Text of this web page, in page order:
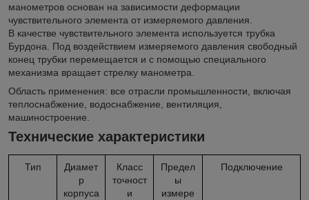
манометров основан на зависимости деформации
чувствительного элемента от измеряемого давления.
В качестве чувствительного элемента используется трубка
Бурдона. Под воздействием измеряемого давления свободный
конец трубки перемещается и с помощью специального
механизма вращает стрелку манометра.
Область применения: все отрасли промышленности, включая
теплоснабжение, водоснабжение, вентиляция,
машиностроение.
Технические характеристики
Тип
Диамет
р
корпуса
Класс
точност
и
Предел
ы
измере
Подключение